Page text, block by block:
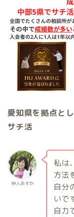
愛知県を拠点と
サチ活
仲人あすか
私は
方法
自分
いで
自力